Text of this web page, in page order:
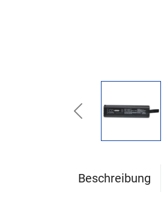
Previous
Beschreibung